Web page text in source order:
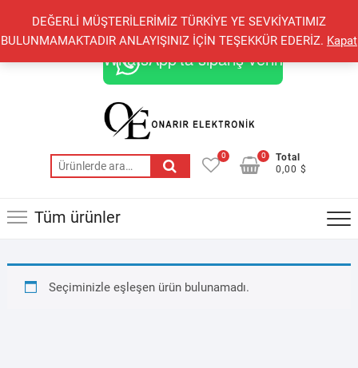
DEĞERLİ MÜŞTERİLERİMİZ TÜRKİYE YE SEVKİYATIMIZ
BULUNMAMAKTADIR ANLAYIŞINIZ İÇİN TEŞEKKÜR EDERİZ. Kapat
content
+90 548 821 78 85 +90 548 855 25 53
onarirelektronik@gmail.com
WhatsApp'ta sipariş verin
Ara:
0
Total
0,00 $
0
Tüm ürünler
Seçiminizle eşleşen ürün bulunamadı.